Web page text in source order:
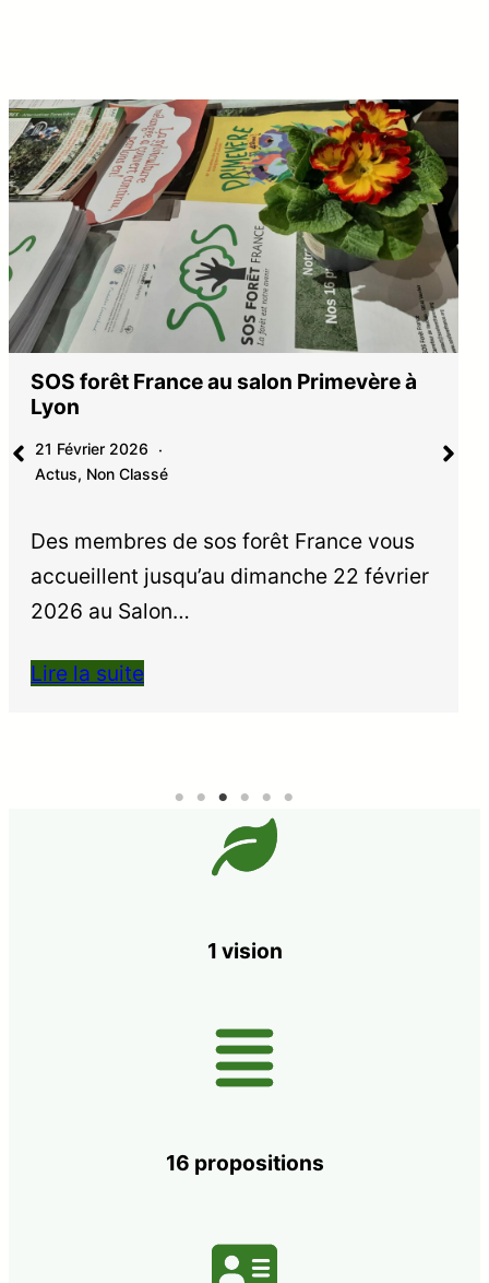
SOS forêt France au salon Primevère à
Lyon
21 Février 2026
Actus, Non Classé
Des membres de sos forêt France vous
accueillent jusqu’au dimanche 22 février
2026 au Salon…
Lire la suite
1 vision
16 propositions